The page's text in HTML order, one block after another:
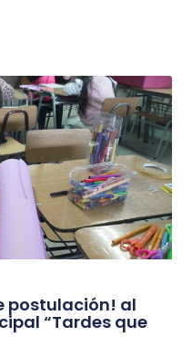
postulación! al
“Tardes que